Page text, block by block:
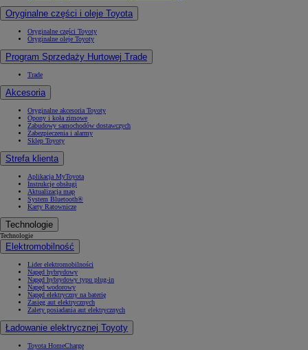
Oryginalne części i oleje Toyota
Oryginalne części Toyoty
Oryginalne oleje Toyoty
Program Sprzedaży Hurtowej Trade
Trade
Akcesoria
Oryginalne akcesoria Toyoty
Opony i koła zimowe
Zabudowy samochodów dostawczych
Zabezpieczenia i alarmy
Sklep Toyoty
Strefa klienta
Aplikacja MyToyota
Instrukcje obsługi
Aktualizacja map
System Bluetooth®
Karty Ratownicze
Technologie
Technologie
Elektromobilność
Lider elektromobilności
Napęd hybrydowy
Napęd hybrydowy typu plug-in
Napęd wodorowy
Napęd elektryczny na baterię
Zasięg aut elektrycznych
Zalety posiadania aut elektrycznych
Ładowanie elektrycznej Toyoty
Toyota HomeCharge